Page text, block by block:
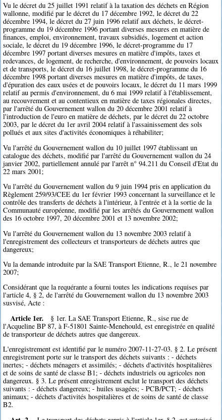
Vu le décret du 25 juillet 1991 relatif à la taxation des déchets en Région
wallonne, modifié par le décret du 17 décembre 1992, le décret du 22
décembre 1994, le décret du 27 juin 1996 relatif aux déchets, le décret-
programme du 19 décembre 1996 portant diverses mesures en matière de
finances, emploi, environnement, travaux subsidiés, logement et action
sociale, le décret du 19 décembre 1996, le décret-programme du 17
décembre 1997 portant diverses mesures en matière d'impôts, taxes et
redevances, de logement, de recherche, d'environnement, de pouvoirs locaux
et de transports, le décret du 16 juillet 1998, le décret-programme du 16
décembre 1998 portant diverses mesures en matière d'impôts, de taxes,
d'épuration des eaux usées et de pouvoirs locaux, le décret du 11 mars 1999
relatif au permis d'environnement, du 6 mai 1999 relatif à l'établissement,
au recouvrement et au contentieux en matière de taxes régionales directes,
par l'arrêté du Gouvernement wallon du 20 décembre 2001 relatif à
l'introduction de l'euro en matière de déchets, par le décret du 22 octobre
2003, par le décret du 1er avril 2004 relatif à l'assainissement des sols
pollués et aux sites d'activités économiques à réhabiliter;
Vu l'arrêté du Gouvernement wallon du 10 juillet 1997 établissant un
catalogue des déchets, modifié par l'arrêté du Gouvernement wallon du 24
janvier 2002, partiellement annulé par l'arrêt n° 94.211 du Conseil d'Etat du
22 mars 2001;
Vu l'arrêté du Gouvernement wallon du 9 juin 1994 pris en application du
Règlement 259/93/CEE du 1er février 1993 concernant la surveillance et le
contrôle des transferts de déchets à l'intérieur, à l'entrée et à la sortie de la
Communauté européenne, modifié par les arrêtés du Gouvernement wallon
des 16 octobre 1997, 20 décembre 2001 et 13 novembre 2002;
Vu l'arrêté du Gouvernement wallon du 13 novembre 2003 relatif à
l'enregistrement des collecteurs et transporteurs de déchets autres que
dangereux;
Vu la demande introduite par la SAE Transport Etienne, R., le 21 novembre
2007;
Considérant que la requérante a fourni toutes les indications requises par
l'article 4, § 2, de l'arrêté du Gouvernement wallon du 13 novembre 2003
susvisé, Acte :
Article 1er.
§ 1er. La SAE Transport Etienne, R., sise rue de
l'Acqueline BP 87, à F-51801 Sainte-Menehould, est enregistrée en qualité
de transporteur de déchets autres que dangereux.
L'enregistrement est identifié par le numéro 2007-11-27-03. § 2. Le présent
enregistrement porte sur le transport des déchets suivants : - déchets
inertes; - déchets ménagers et assimilés; - déchets d'activités hospitalières
et de soins de santé de classe B1; - déchets industriels ou agricoles non
dangereux. § 3. Le présent enregistrement exclut le transport des déchets
suivants : - déchets dangereux; - huiles usagées; - PCB/PCT; - déchets
animaux; - déchets d'activités hospitalières et de soins de santé de classe
B2.